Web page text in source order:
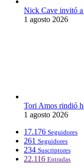
Nick Cave invitó
1 agosto 2026
Tori Amos rindió
1 agosto 2026
17.176 Seguidores
261 Seguidores
234 Suscriptores
22.116 Entradas